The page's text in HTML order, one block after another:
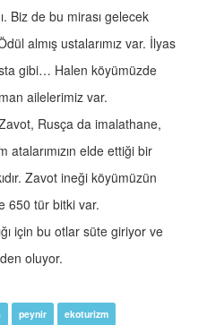
Biz de bu mirası gelecek
almış ustalarımız var. İlyas
gibi… Halen köyümüzde
ailelerimiz var.
Rusça da imalathane,
atalarımızın elde ettiği bir
Zavot ineği köyümüzün
650 tür bitki var.
için bu otlar süte giriyor ve
oluyor.
peynir ekoturizm